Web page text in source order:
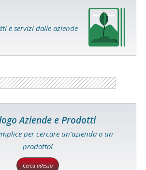
e servizi dalle aziende
Aziende e Prodotti
per cercare un'azienda o un
prodotto!
Cerca adesso